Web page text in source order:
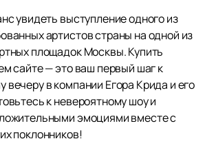
увидеть выступление одного из
артистов страны на одной из
площадок Москвы. Купить
сайте — это ваш первый шаг к
вечеру в компании Егора Крида и его
к невероятному шоу и
эмоциями вместе с
поклонников!